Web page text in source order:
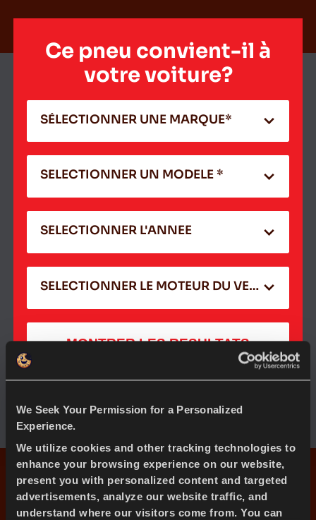
We Seek Your Permission for a Personalized
Experience.
We utilize cookies and other tracking technologies to
enhance your browsing experience on our website,
present you with personalized content and targeted
advertisements, analyze our website traffic, and
understand where our visitors come from. You can
Ce pneu convient-il à
votre voiture?
SÉLECTIONNER UNE MARQUE*
SELECTIONNER UN MODELE *
SELECTIONNER L'ANNEE
SELECTIONNER LE MOTEUR DU VEHICULE
MONTRER LES RESULTATS
E3/l3 Grippe De Roche
Liste Des Tailles